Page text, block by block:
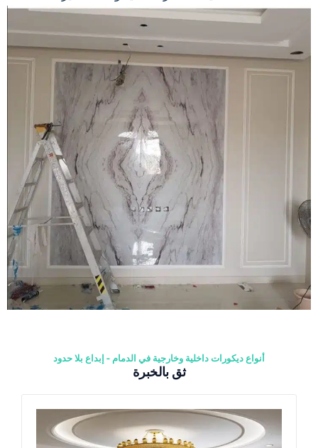
أنواع ديكورات داخلية وخارجية في الدمام - إبداع بلا حدود
ثق بالخبرة